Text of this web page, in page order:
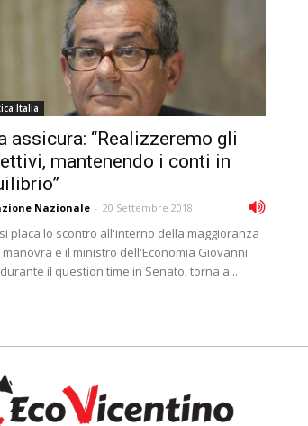
Italia
assicura: “Realizzeremo gli
mantenendo i conti in
Nazionale - 20 Settembre 2018
placa lo scontro all'interno della maggioranza
manovra e il ministro dell'Economia Giovanni
il question time in Senato, torna a...